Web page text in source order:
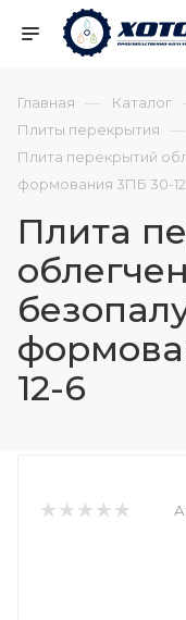
Главная — Каталог
Плиты перекрытия —
Плита перекрытий
формования 3ПБ 30-
Плита
12-6